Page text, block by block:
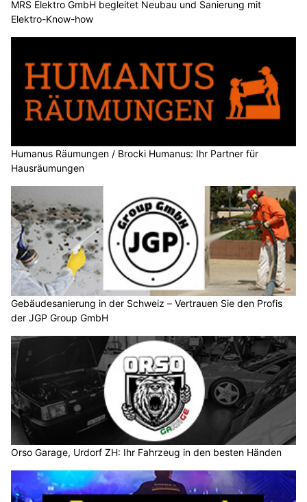
MRS Elektro GmbH begleitet Neubau und Sanierung mit
Elektro-Know-how
Humanus Räumungen / Brocki Humanus: Ihr Partner für
Hausräumungen
Gebäudesanierung in der Schweiz – Vertrauen Sie den Profis
der JGP Group GmbH
Orso Garage, Urdorf ZH: Ihr Fahrzeug in den besten Händen